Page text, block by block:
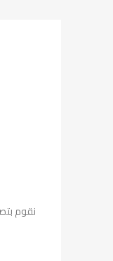
نقوم